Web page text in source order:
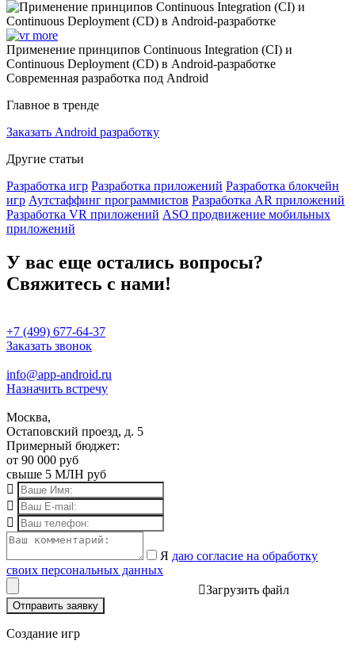
Применение принципов Continuous Integration (CI) и
Continuous Deployment (CD) в Android-разработке
Современная разработка под Android
Главное в тренде
Заказать Android разработку
Другие статьи
Разработка игр Разработка приложений Разработка блокчейн
игр Аутстаффинг программистов Разработка AR приложений
Разработка VR приложений ASO продвижение мобильных
приложений
У вас еще остались вопросы?
Свяжитесь с нами!
+7 (499) 677-64-37
Заказать звонок
info@app-android.ru
Назначить встречу
Москва,
Остаповский проезд, д. 5
Примерный бюджет:
от 90 000 руб
свыше 5 МЛН руб
Я даю согласие на обработку
своих персональных данных
Загрузить файл
Отправить заявку
Создание игр